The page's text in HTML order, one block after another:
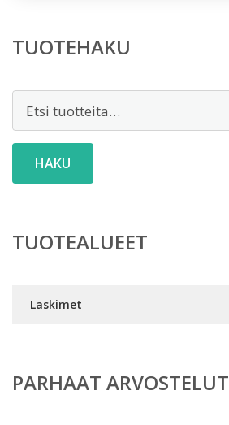
TUOTEHAKU
HAKU
TUOTEALUEET
Laskimet
PARHAAT ARVOSTELUT